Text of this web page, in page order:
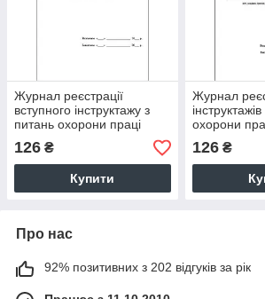
Журнал реєстрації
вступного інструктажу з
питань охорони праці
126 ₴
Купити
Журнал
охорони
робочому
126₴
Про нас
92% позитивних з 202 відгуків за рік